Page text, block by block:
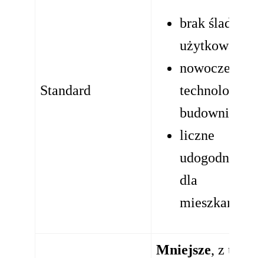
Standard
brak śladów
użytkowania
nowoczesne
technologie
budownictwa
liczne
udogodnienia
dla
mieszkańców
Mniejsze, z uwagi